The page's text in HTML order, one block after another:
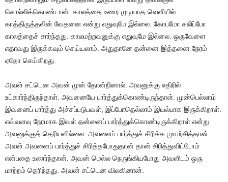
சொல்லிக்கொண்டான். காலத்தை உணர முடியாத வெளியில்
காத்திருத்தலின் வேதனை என்று எதுவுமே இல்லை. கோபமோ சலிப்போ
காலத்தைச் சார்ந்தது. காலமற்றவனுக்கு எதுவுமே இல்லை. ஒருவேளை
எதாவது இருக்கவும் செய்யலாம். அதுதானே தன்னை இத்தனை நேரம்
ஏதோ செய்கிறது.
அவள் சட்டென அவன் முன் தோன்றினால். அவனுக்கு எதிரில்
உட்கார்ந்திருந்தாள். அவனையே பார்த்துக்கொண்டிருந்தாள். முன்பெல்லாம்
இவனைப் பார்த்து அச்சப்படுபவள், இப்போதெல்லாம் இயல்பாக இருக்கிறாள்.
எவ்வளவு நேரமாக இவள் தன்னைப் பார்த்துக்கொண்டிருக்கிறாள் என்று
அவனுக்குத் தெரியவில்லை. அவளைப் பார்த்துச் சிரிக்க முயற்சித்தான்.
அவள் அவனைப் பார்த்துச் சிரித்தபோதுதான் தான் சிரித்துவிட்டோம்
என்பதை உணர்ந்தான். அவன் மெல்ல நெருங்கியபோது அவளிடம் ஒரு
மாற்றம் தெரிந்தது. அவன் சட்டென விலகினான்.